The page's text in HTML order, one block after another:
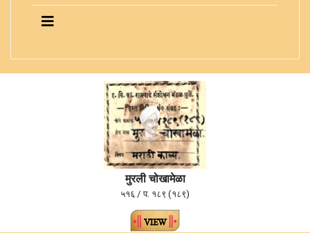
मुरली चोखामेळा
५१६ / प. १८९ (१८९)